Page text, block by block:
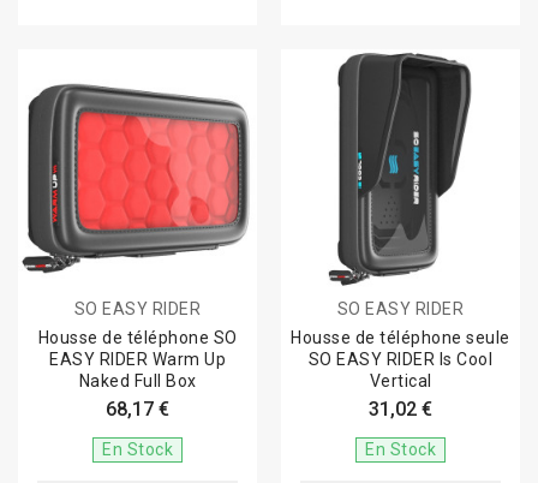
SO EASY RIDER
Housse de téléphone SO
EASY RIDER Warm Up
Naked Full Box
68,17 €
En Stock
SO EASY RIDER
Housse de téléphone seule
SO EASY RIDER Is Cool
Vertical
31,02 €
En Stock